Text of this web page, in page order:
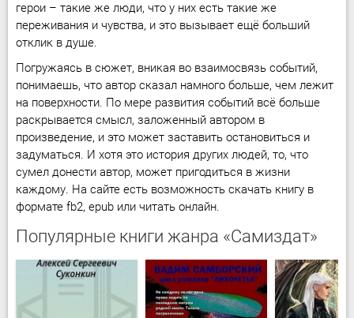
герои – такие же люди, что у них есть такие же
переживания и чувства, и это вызывает ещё больший
отклик в душе.
Погружаясь в сюжет, вникая во взаимосвязь событий,
понимаешь, что автор сказал намного больше, чем лежит
на поверхности. По мере развития событий всё больше
раскрывается смысл, заложенный автором в
произведение, и это может заставить остановиться и
задуматься. И хотя это история других людей, то, что
сумел донести автор, может пригодиться в жизни
каждому. На сайте есть возможность скачать книгу в
формате fb2, epub или читать онлайн.
Популярные книги жанра «Самиздат»